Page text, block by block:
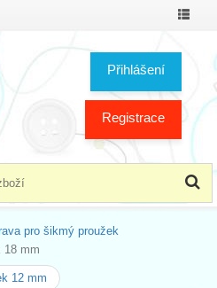
Přihlášení
Registrace
pro šikmý proužek
18 mm
12 mm